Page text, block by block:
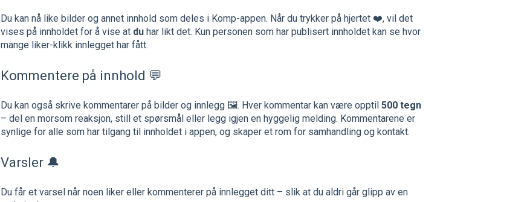
Du kan nå like bilder og annet innhold som deles i Komp-appen. Når du trykker på hjertet ❤️, vil det
vises på innholdet for å vise at duhar likt det. Kun personen som har publisert innholdet kan se hvor
mange liker-klikk innlegget har fått.
Kommentere på innhold 💬
Du kan også skrive kommentarer på bilder og innlegg 🖼️. Hver kommentar kan være opptil 500 tegn
– del en morsom reaksjon, still et spørsmål eller legg igjen en hyggelig melding. Kommentarene er
synlige for alle som har tilgang til innholdet i appen, og skaper et rom for samhandling og kontakt.
Varsler 🔔
Du får et varsel når noen liker eller kommenterer på innlegget ditt – slik at du aldri går glipp av en